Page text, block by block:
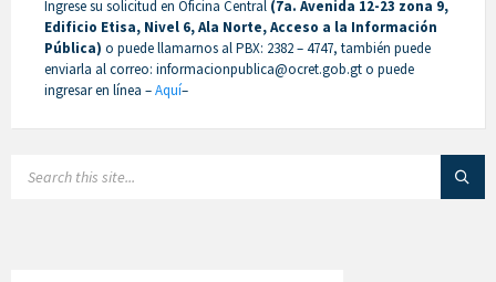
Ingrese su solicitud en Oficina Central (7a. Avenida 12-23 zona 9,
Edificio Etisa, Nivel 6, Ala Norte, Acceso a la Información
Pública) o puede llamarnos al PBX: 2382 – 4747, también puede
enviarla al correo: informacionpublica@ocret.gob.gt o puede
ingresar en línea –Aquí–